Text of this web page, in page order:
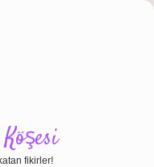
fikirler!